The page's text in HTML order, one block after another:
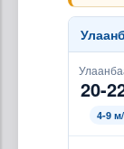
20-
4-9